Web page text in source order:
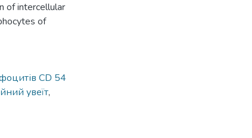
of intercellular
of
CD 54
увеїт,